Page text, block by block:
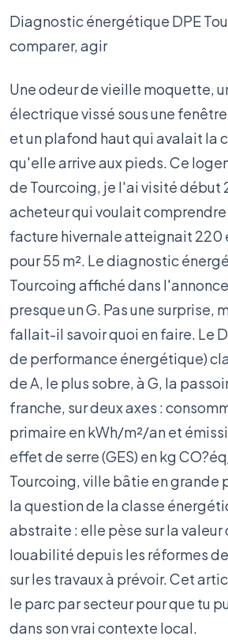
Diagnostic énergétique DPE
comparer, agir
Une odeur de vieille moquette,
électrique vissé sous une
et un plafond haut qui avalait la
qu'elle arrive aux pieds. Ce
de Tourcoing, je l'ai visité début
acheteur qui voulait
facture hivernale atteignait 220
pour 55 m². Le diagnostic
Tourcoing affiché dans
presque un G. Pas une surprise,
fallait-il savoir quoi en faire. Le
de performance énergétique)
de A, le plus sobre, à G, la
franche, sur deux axes :
primaire en kWh/m²/an et
effet de serre (GES) en kg
Tourcoing, ville bâtie en grande
la question de la classe
abstraite : elle pèse sur la valeur
louabilité depuis les réformes
sur les travaux à prévoir. Cet
le parc par secteur pour que tu
dans son vrai contexte local.